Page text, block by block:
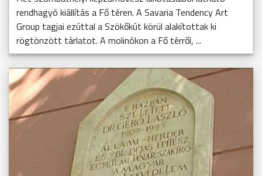
rendhagyó kiállítás a Fő téren. A Savaria Tendency Art
Group tagjai ezúttal a Szökőkút körül alakítottak ki
rögtönzött tárlatot. A molinókon a Fő térről, ...